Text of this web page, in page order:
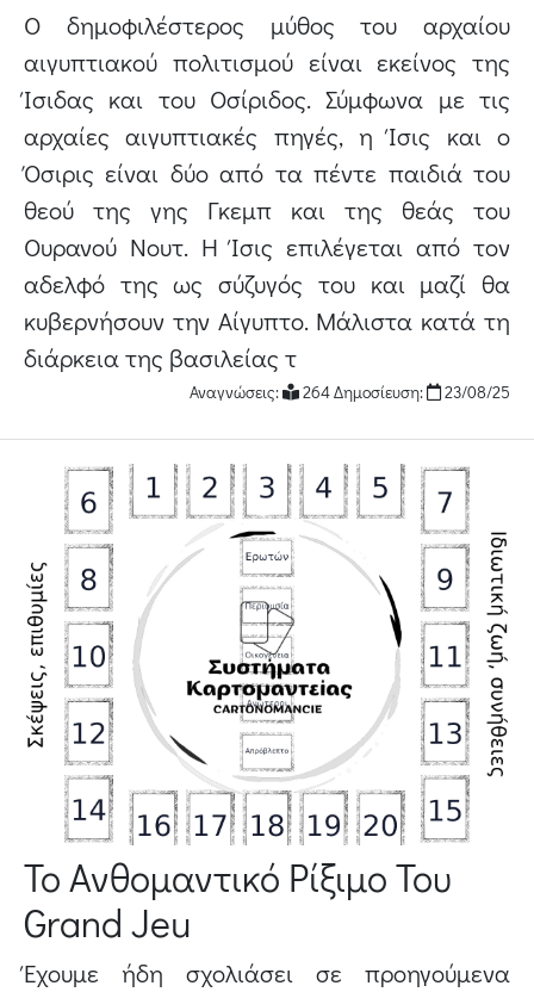
Ο δημοφιλέστερος μύθος του αρχαίου
αιγυπτιακού πολιτισμού είναι εκείνος της
Ίσιδας και του Οσίριδος. Σύμφωνα με τις
αρχαίες αιγυπτιακές πηγές, η Ίσις και ο
Όσιρις είναι δύο από τα πέντε παιδιά του
θεού της γης Γκεμπ και της θεάς του
Ουρανού Νουτ. Η Ίσις επιλέγεται από τον
αδελφό της ως σύζυγός του και μαζί θα
κυβερνήσουν την Αίγυπτο. Μάλιστα κατά τη
διάρκεια της βασιλείας τ
Αναγνώσεις: 264 Δημοσίευση: 23/08/25
Το Ανθομαντικό Ρίξιμο Του
Grand Jeu
Έχουμε ήδη σχολιάσει σε προηγούμενα